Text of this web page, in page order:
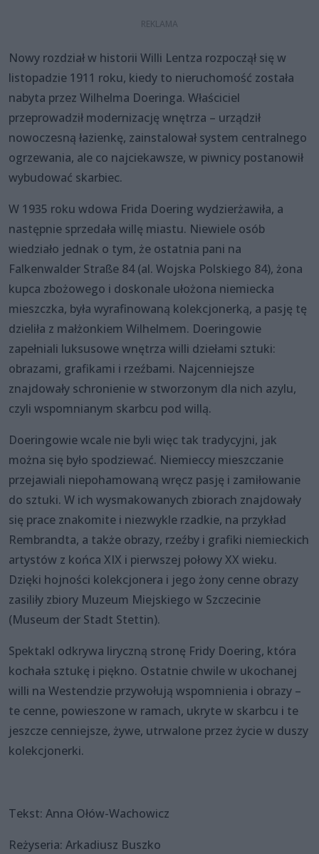
Nowy rozdział w historii Willi Lentza rozpoczął się w
listopadzie 1911 roku, kiedy to nieruchomość została
nabyta przez Wilhelma Doeringa. Właściciel
przeprowadził modernizację wnętrza – urządził
nowoczesną łazienkę, zainstalował system centralnego
ogrzewania, ale co najciekawsze, w piwnicy postanowił
wybudować skarbiec.
W 1935 roku wdowa Frida Doering wydzierżawiła, a
następnie sprzedała willę miastu. Niewiele osób
wiedziało jednak o tym, że ostatnia pani na
Falkenwalder Straße 84 (al. Wojska Polskiego 84), żona
kupca zbożowego i doskonale ułożona niemiecka
mieszczka, była wyrafinowaną kolekcjonerką, a pasję tę
dzieliła z małżonkiem Wilhelmem. Doeringowie
zapełniali luksusowe wnętrza willi dziełami sztuki:
obrazami, grafikami i rzeźbami. Najcenniejsze
znajdowały schronienie w stworzonym dla nich azylu,
czyli wspomnianym skarbcu pod willą.
Doeringowie wcale nie byli więc tak tradycyjni, jak
można się było spodziewać. Niemieccy mieszczanie
przejawiali niepohamowaną wręcz pasję i zamiłowanie
do sztuki. W ich wysmakowanych zbiorach znajdowały
się prace znakomite i niezwykle rzadkie, na przykład
Rembrandta, a także obrazy, rzeźby i grafiki niemieckich
artystów z końca XIX i pierwszej połowy XX wieku.
Dzięki hojności kolekcjonera i jego żony cenne obrazy
zasiliły zbiory Muzeum Miejskiego w Szczecinie
(Museum der Stadt Stettin).
Spektakl odkrywa liryczną stronę Fridy Doering, która
kochała sztukę i piękno. Ostatnie chwile w ukochanej
willi na Westendzie przywołują wspomnienia i obrazy –
te cenne, powieszone w ramach, ukryte w skarbcu i te
jeszcze cenniejsze, żywe, utrwalone przez życie w duszy
kolekcjonerki.
Tekst: Anna Ołów-Wachowicz
Reżyseria: Arkadiusz Buszko